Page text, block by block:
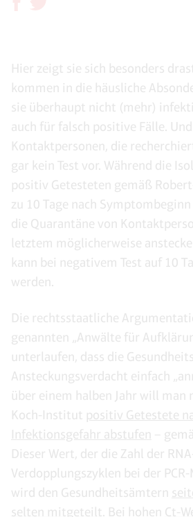
Hier zeigt sie sich besonders
kommen in die häusliche
sie überhaupt nicht (mehr)
auch für falsch positive Fälle.
Kontaktpersonen, die
gar kein Test vor. Während die
positiv Getesteten gemäß
zu 10 Tage nach
die Quarantäne von
letztem möglicherweise
kann bei negativem Test auf 10
werden.
Die rechtsstaatliche
genannten „Anwälte für
unterlaufen, dass die
Ansteckungsverdacht einfach
über einem halben Jahr will man
Koch-Institut positiv Getestete
Infektionsgefahr abstufen –
Dieser Wert, der die Zahl der RNA-
Verdopplungszyklen bei der
wird den Gesundheitsämtern
selten mitgeteilt
. Bei hohen Ct-